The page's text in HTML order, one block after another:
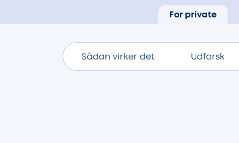
For private
Sådan virker det Udforsk